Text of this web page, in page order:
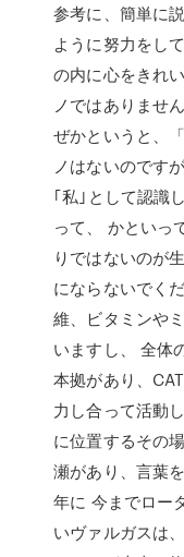
参考に、簡単に
ように努力をし
の内に心をきれ
ノではありませ
ぜかというと、
ノはないのです
｢私｣として認識
って、 かといっ
りではないのが
にならないでく
維、ビタミンや
いますし、 全体
本拠があり、
力し合って活動
に位置するその
瀬があり、言葉
年に 今までロー
いヴァルガスは